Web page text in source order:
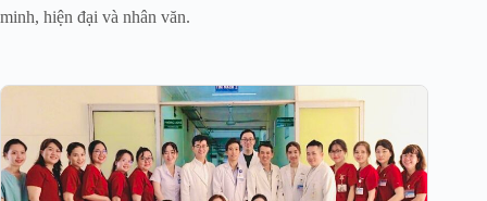
minh, hiện đại và nhân văn.